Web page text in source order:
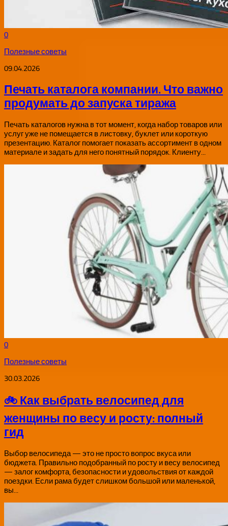
0
Полезные советы
09.04.2026
Печать каталога компании. Что важно
продумать до запуска тиража
Печать каталогов нужна в тот момент, когда набор товаров или
услуг уже не помещается в листовку, буклет или короткую
презентацию. Каталог помогает показать ассортимент в одном
материале и задать для него понятный порядок. Клиенту...
0
Полезные советы
30.03.2026
🚲 Как выбрать велосипед для
женщины по весу и росту: полный
гид
Выбор велосипеда — это не просто вопрос вкуса или
бюджета. Правильно подобранный по росту и весу велосипед
— залог комфорта, безопасности и удовольствия от каждой
поездки. Если рама будет слишком большой или маленькой,
вы...